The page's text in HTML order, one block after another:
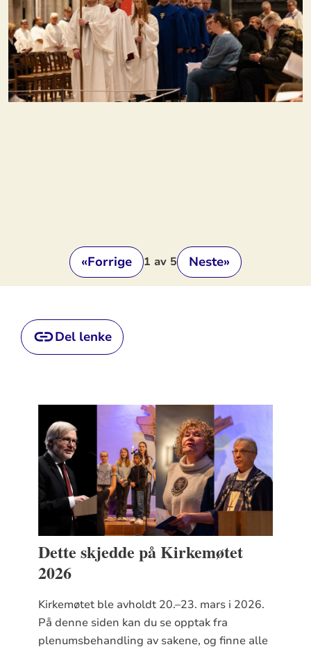
«Forrige 1 av 5 Neste»
Del lenke
Dette skjedde på Kirkemøtet
2026
Kirkemøtet ble avholdt 20.–23. mars i 2026.
På denne siden kan du se opptak fra
plenumsbehandling av sakene, og finne alle